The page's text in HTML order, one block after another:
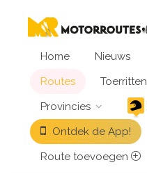
Home
Nieuws
Routes
Toerritten
Provincies
Ontdek de App!
Route toevoegen